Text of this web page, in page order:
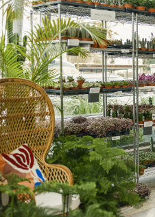
glivičnih bolezni.
pred sajenjem.
glede na volumen
ob močenju.
dokler težave ne